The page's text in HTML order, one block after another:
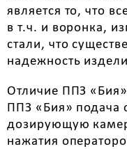
является то, что
в т.ч. и воронка,
стали, что
надежность
Отличие ППЗ
ППЗ «Бия» подача
дозирующую
нажатия